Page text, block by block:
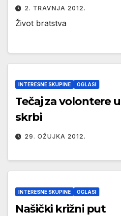
2. TRAVNJA 2012.
Život bratstva
INTERESNE SKUPINE OGLASI
Tečaj za volontere
skrbi
29. OŽUJKA 2012.
INTERESNE SKUPINE OGLASI
Našički križni put